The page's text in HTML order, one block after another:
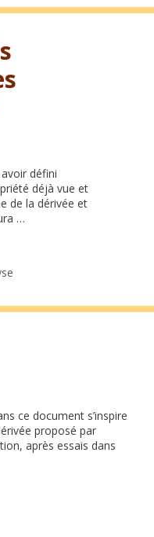
défini
déjà vue et
de la dérivée et
…
ce document s’inspire
proposé par
après essais dans